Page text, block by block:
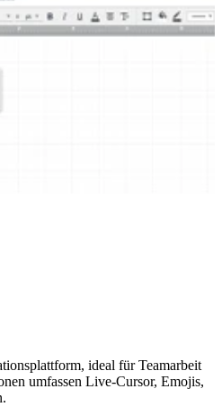
ideal für Teamarbeit
umfassen Live-Cursor, Emojis,